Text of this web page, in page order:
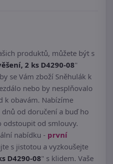
produktů, můžete být s
2 ks D4290-08"
se Vám zboží Sněhulák k
nebo by nesplňovalo
k obavám. Nabízíme
od doručení a buď ho
odstoupit od smlouvy.
nabídku - první
s jistotou a vyzkoušejte
D4290-08" s klidem. Vaše